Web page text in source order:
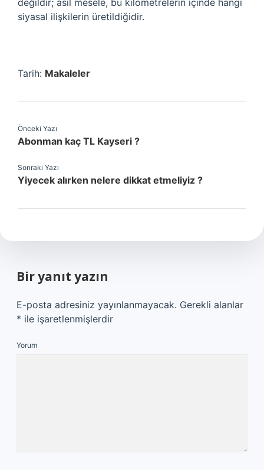
değildir; asıl mesele, bu kilometrelerin içinde hangi
siyasal ilişkilerin üretildiğidir.
Tarih: Makaleler
Önceki Yazı
Abonman kaç TL Kayseri ?
Sonraki Yazı
Yiyecek alırken nelere dikkat etmeliyiz ?
Bir yanıt yazın
E-posta adresiniz yayınlanmayacak. Gerekli alanlar
* ile işaretlenmişlerdir
Yorum